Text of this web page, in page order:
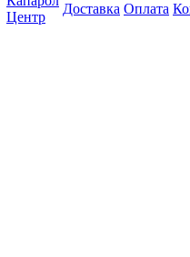
Центр
Доставка Оплата